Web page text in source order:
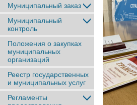
Муниципальный заказ
Муниципальный
контроль
Положения о закупках
муниципальных
организаций
Реестр государственных
и муниципальных услуг
Регламенты